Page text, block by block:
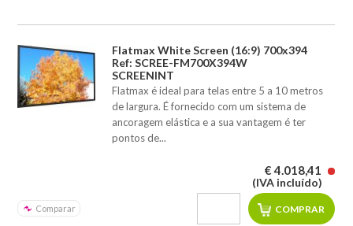
Flatmax White Screen (16:9) 700x394
Ref: SCREE-FM700X394W
SCREENINT
Flatmax é ideal para telas entre 5 a 10 metros
de largura. É fornecido com um sistema de
ancoragem elástica e a sua vantagem é ter
pontos de...
Comparar
€ 4.018,41
(IVA incluído)